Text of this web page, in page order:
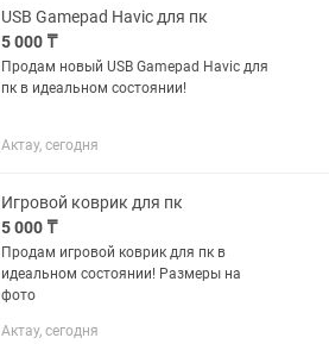
USB Gamepad Havic для пк
5 000 ₸
Продам новый USB Gamepad Havic для
пк в идеальном состоянии!
Актау, сегодня
Игровой коврик для пк
5 000 ₸
Продам игровой коврик для пк в
идеальном состоянии! Размеры на
фото
Актау, сегодня